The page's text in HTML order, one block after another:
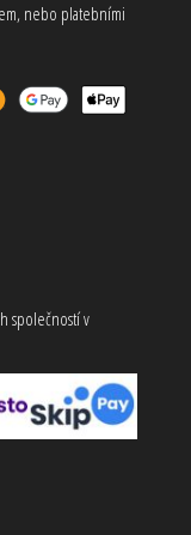
nebo platebními
společností v